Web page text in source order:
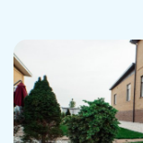
Копейск
Златоуст